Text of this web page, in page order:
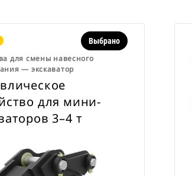
для смены навесного
― экскаватор
Выбрано
для мини-
3–4 т